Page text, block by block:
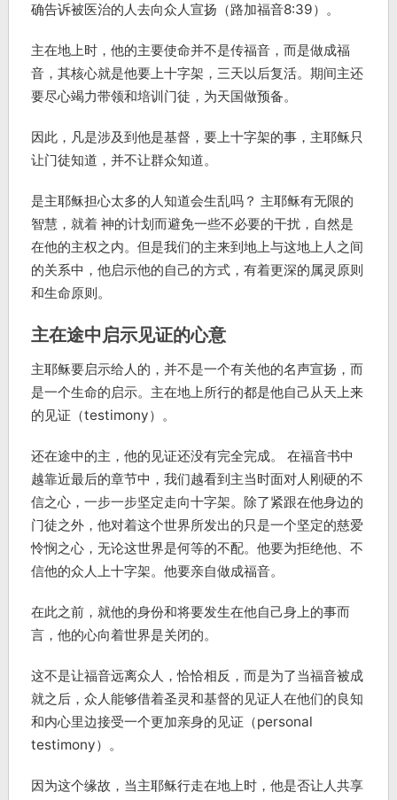
确告诉被医治的人去向众人宣扬（路加福音8:39）。
主在地上时，他的主要使命并不是传福音，而是做成福
音，其核心就是他要上十字架，三天以后复活。期间主还
要尽心竭力带领和培训门徒，为天国做预备。
因此，凡是涉及到他是基督，要上十字架的事，主耶稣只
让门徒知道，并不让群众知道。
是主耶稣担心太多的人知道会生乱吗？ 主耶稣有无限的
智慧，就着 神的计划而避免一些不必要的干扰，自然是
在他的主权之内。但是我们的主来到地上与这地上人之间
的关系中，他启示他的自己的方式，有着更深的属灵原则
和生命原则。
主在途中启示见证的心意
主耶稣要启示给人的，并不是一个有关他的名声宣扬，而
是一个生命的启示。主在地上所行的都是他自己从天上来
的见证（testimony）。
还在途中的主，他的见证还没有完全完成。 在福音书中
越靠近最后的章节中，我们越看到主当时面对人刚硬的不
信之心，一步一步坚定走向十字架。除了紧跟在他身边的
门徒之外，他对着这个世界所发出的只是一个坚定的慈爱
怜悯之心，无论这世界是何等的不配。他要为拒绝他、不
信他的众人上十字架。他要亲自做成福音。
在此之前，就他的身份和将要发生在他自己身上的事而
言，他的心向着世界是关闭的。
这不是让福音远离众人，恰恰相反，而是为了当福音被成
就之后，众人能够借着圣灵和基督的见证人在他们的良知
和内心里边接受一个更加亲身的见证（personal
testimony）。
因为这个缘故，当主耶稣行走在地上时，他是否让人共享